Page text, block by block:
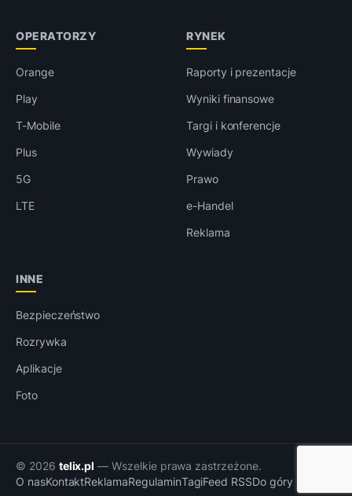
OPERATORZY
Orange
Play
T-Mobile
Plus
5G
LTE
RYNEK
Raporty i prezentacje
Wyniki finansowe
Targi i konferencje
Wywiady
Prawo
e-Handel
Reklama
INNE
Bezpieczeństwo
Rozrywka
Aplikacje
Foto
© 2026 telix.pl — Wszelkie prawa zastrzeżone.
O nasKontaktReklamaRegulaminTagiFeed RSSDo góry ↑